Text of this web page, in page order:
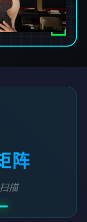
阵
描